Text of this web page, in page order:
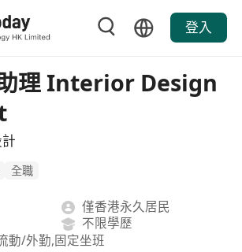
登入
理 Interior Design
全職
僅香港永久居民
不限學歷
動/外勤,固定坐班